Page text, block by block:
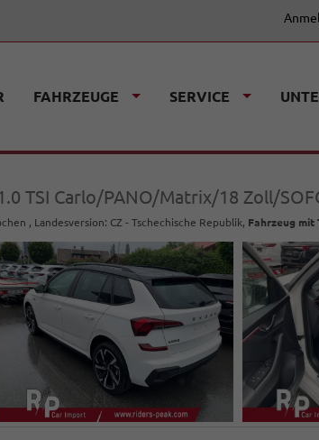
FAHRZEUGE SERVICE
TSI Carlo/PANO/Matrix/18 Zoll/
, Landesversion: CZ - Tschechische Republik, Fahrzeug mit